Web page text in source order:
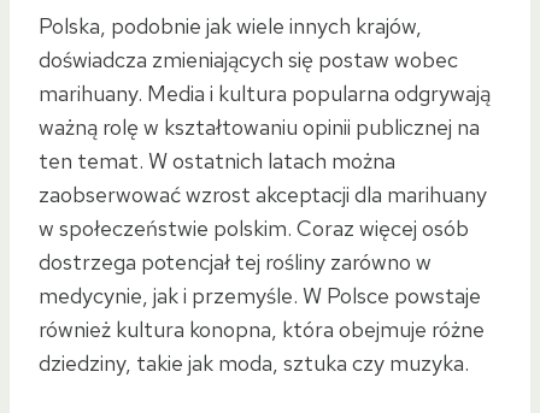
Polska, podobnie jak wiele innych krajów,
doświadcza zmieniających się postaw wobec
marihuany. Media i kultura popularna odgrywają
ważną rolę w kształtowaniu opinii publicznej na
ten temat. W ostatnich latach można
zaobserwować wzrost akceptacji dla marihuany
w społeczeństwie polskim. Coraz więcej osób
dostrzega potencjał tej rośliny zarówno w
medycynie, jak i przemyśle. W Polsce powstaje
również kultura konopna, która obejmuje różne
dziedziny, takie jak moda, sztuka czy muzyka.